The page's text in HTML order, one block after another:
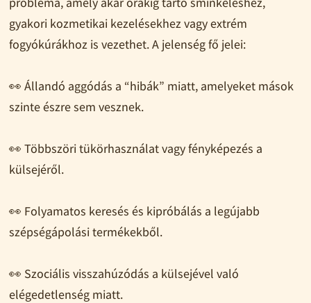
gyakori kozmetikai kezelésekhez vagy extrém
fogyókúrákhoz is vezethet. A jelenség fő jelei:
👀 Állandó aggódás a “hibák” miatt, amelyeket mások
szinte észre sem vesznek.
👀 Többszöri tükörhasználat vagy fényképezés a
külsejéről.
👀 Folyamatos keresés és kipróbálás a legújabb
szépségápolási termékekből.
👀 Szociális visszahúzódás a külsejével való
elégedetlenség miatt.